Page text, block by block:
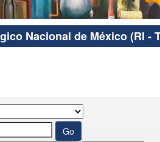
Nacional de México (RI -